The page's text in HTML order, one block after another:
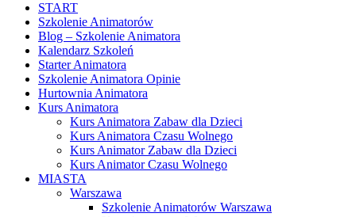
START
Szkolenie Animatorów
Blog – Szkolenie Animatora
Kalendarz Szkoleń
Starter Animatora
Szkolenie Animatora Opinie
Hurtownia Animatora
Kurs Animatora
Kurs Animatora Zabaw dla Dzieci
Kurs Animatora Czasu Wolnego
Kurs Animator Zabaw dla Dzieci
Kurs Animator Czasu Wolnego
MIASTA
Warszawa
Szkolenie Animatorów Warszawa